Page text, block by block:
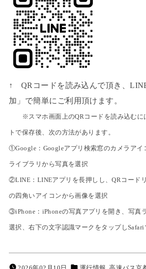
↑ QRコードを読み込んで頂き、
加」で簡単にご利用頂けます。
※スマホ画面上のQRコードを読み込むに
トで保存後、次の方法があります。
①Google：Googleアプリ検索窓のカメラアイ
ライブラリから写真を選択
②LINE：LINEアプリを長押しし、QRコード
の四角いアイコンから画像を選択
③iPhone：iPhoneの写真アプリを開き、写真
選択、右下の文字認識マークをタップしSafari